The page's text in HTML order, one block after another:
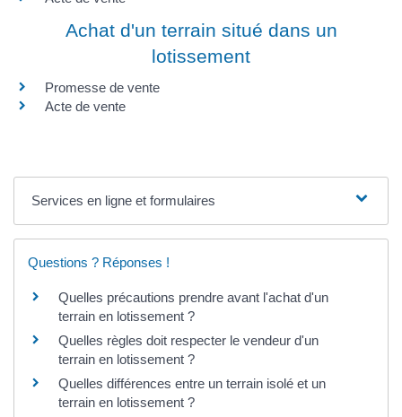
Achat d'un terrain situé dans un
lotissement
Promesse de vente
Acte de vente
Services en ligne et formulaires
Questions ? Réponses !
Quelles précautions prendre avant l'achat d'un
terrain en lotissement ?
Quelles règles doit respecter le vendeur d'un
terrain en lotissement ?
Quelles différences entre un terrain isolé et un
terrain en lotissement ?